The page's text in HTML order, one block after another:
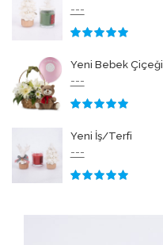
---
Yeni Bebek Çiçeği
---
Yeni İş/Terfi
---